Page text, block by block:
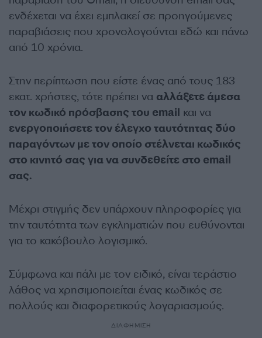
ενδέχεται να έχει εμπλακεί σε προηγούμενες
παραβιάσεις που χρονολογούνται εδώ και πάνω
από 10 χρόνια.
Στην περίπτωση που είστε ένας από τους 183
εκατ. χρήστες, τότε πρέπει να αλλάξετε άμεσα
τον κωδικό πρόσβασης του email και να
ενεργοποιήσετε τον έλεγχο ταυτότητας δύο
παραγόντων με τον οποίο στέλνεται κωδικός
στο κινητό σας για να συνδεθείτε στο email
σας.
Μέχρι στιγμής δεν υπάρχουν πληροφορίες για
την ταυτότητα των εγκληματιών που ευθύνονται
για το κακόβουλο λογισμικό.
Σύμφωνα και πάλι με τον ειδικό, είναι τεράστιο
λάθος να χρησιμοποιείται ένας κωδικός σε
πολλούς και διαφορετικούς λογαριασμούς.
ΔΙΑΦΗΜΙΣΗ